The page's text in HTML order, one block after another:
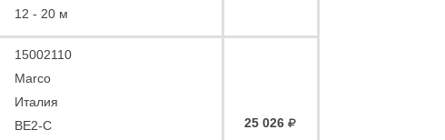
12 - 20 м
15002110
Marco
Италия
BE2-C
25 026